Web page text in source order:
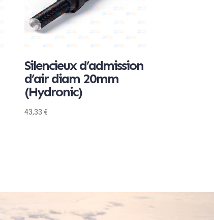
Silencieux d’admission
d’air diam 20mm
(Hydronic)
43,33€